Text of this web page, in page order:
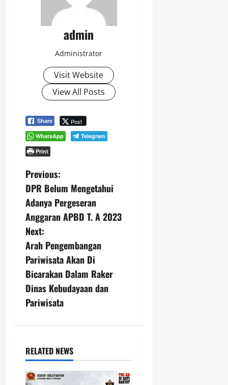
admin
Administrator
Visit Website
View All Posts
Share Post
WhatsApp
Telegram
Print
P
o
s
t
n
a
v
g
a
Previous:
DPR Belum Mengetahui
Adanya Pergeseran
Anggaran APBD T. A 2023
Next:
Arah Pengembangan
Pariwisata Akan Di
Bicarakan Dalam Raker
Dinas Kebudayaan dan
Pariwisata
RELATED NEWS